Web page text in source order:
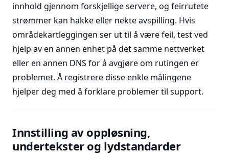
innhold gjennom forskjellige servere, og feirrutete
strømmer kan hakke eller nekte avspilling. Hvis
områdekartleggingen ser ut til å være feil, test ved
hjelp av en annen enhet på det samme nettverket
eller en annen DNS for å avgjøre om rutingen er
problemet. Å registrere disse enkle målingene
hjelper deg med å forklare problemer til support.
Innstilling av oppløsning,
undertekster og lydstandarder